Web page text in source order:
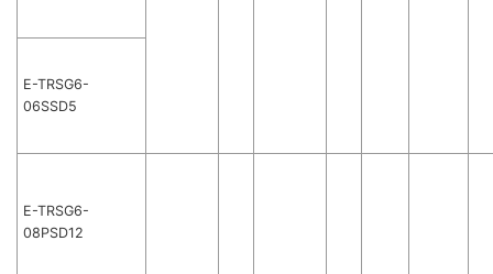
E-TRSG6-
06SSD5
E-TRSG6-
08PSD12